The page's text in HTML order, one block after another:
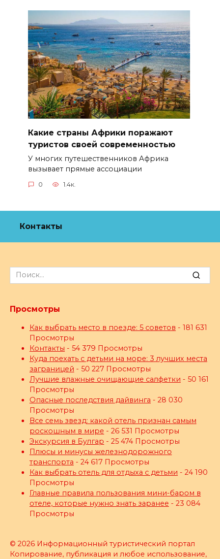
Какие страны Африки поражают
туристов своей современностью
У многих путешественников Африка
вызывает прямые ассоциации
0 1.4к.
Контакты
Search
for:
Просмотры
Как выбрать место в поезде: 5 советов - 181 631
Просмотры
Контакты - 54 379 Просмотры
Куда поехать с детьми на море: 3 лучших места
заграницей - 50 227 Просмотры
Лучшие влажные очищающие салфетки - 50 161
Просмотры
Опасные последствия дайвинга - 28 030
Просмотры
Все семь звезд: какой отель признан самым
роскошным в мире - 26 531 Просмотры
Экскурсия в Булгар - 25 474 Просмотры
Плюсы и минусы железнодорожного
транспорта - 24 617 Просмотры
Как выбрать отель для отдыха с детьми - 24 190
Просмотры
Главные правила пользования мини-баром в
отеле, которые нужно знать заранее - 23 084
Просмотры
© 2026 Информационный туристический портал
Копирование, публикация и любое использование,